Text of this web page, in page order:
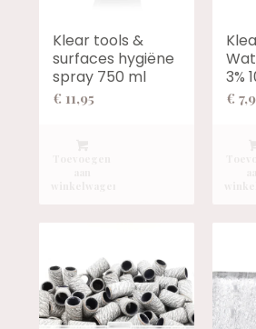
Klear tools &
surfaces hygiëne
spray 750 ml
€ 11,95
3%
€